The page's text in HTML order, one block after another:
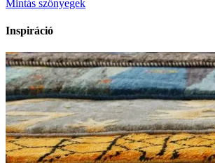
Mintás szőnyegek
Inspiráció